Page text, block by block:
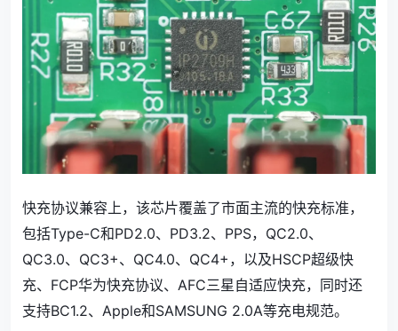
快充协议兼容上，该芯片覆盖了市面主流的快充标准，
包括Type-C和PD2.0、PD3.2、PPS，QC2.0、
QC3.0、QC3+、QC4.0、QC4+，以及HSCP超级快
充、FCP华为快充协议、AFC三星自适应快充，同时还
支持BC1.2、Apple和SAMSUNG 2.0A等充电规范。